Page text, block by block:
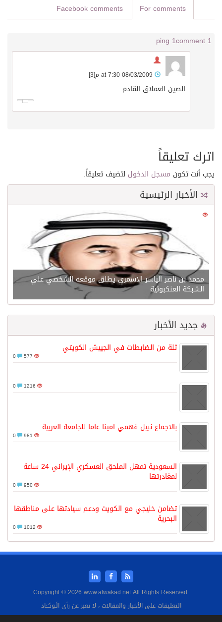
For comments
Facebook comments
1 comment
1 ping
[3]
الصين العملاق القادم
اترك تعليقاً
يجب أنت تكون مسجل الدخول لتضيف تعليقاً.
الأخبار الرئيسية
21553
محمد بن ناصر الياسر الاسمري يطلق موقعه الشخصي علي
الشبكة العنكبوتية
جديد الأخبار
ثلة من الضابطات في الجييش الكويتي
577
1216
بالاجماع نبيل فهمي امينا عاما للجامعة العربية
981
السعودية تمهل الملحق العسكري الإيراني 24 ساعة
لمغادرتها
950
تضامن خليجي مع الكويت ودعم سيادتها على مناطقها
البحرية
1012
Copyright © 2026 www.alwakad.net All Rights Reserved.
التعليقات على الأخبار والمقالات ، لا تعبر عن رأي الَـوكــَاد